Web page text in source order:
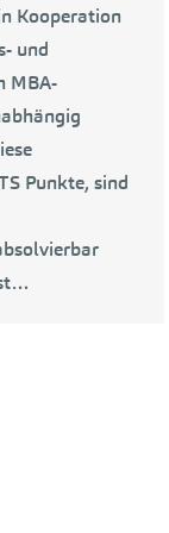
Kooperation
und
MBA-
Punkte, sind